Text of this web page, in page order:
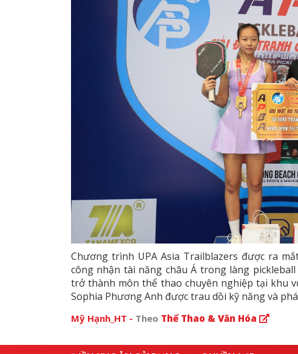
Chương trình UPA Asia Trailblazers được ra
công nhận tài năng châu Á trong làng
trở thành môn thể thao chuyên nghiệp tại khu
Sophia Phương Anh được trau dồi kỹ năng và
Mỹ Hạnh_HT - Theo Thể Thao & Văn Hóa